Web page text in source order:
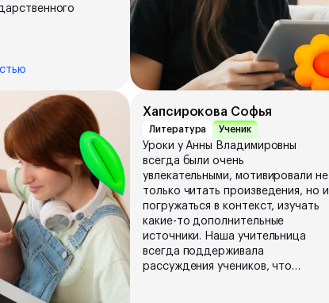
Хапсирокова Софья
Литература Ученик
Уроки у Анны Владимировны
всегда были очень
увлекательными, мотивировали не
только читать произведения, но и
погружаться в контекст, изучать
какие-то дополнительные
источники. Наша учительница
всегда поддерживала
рассуждения учеников, что